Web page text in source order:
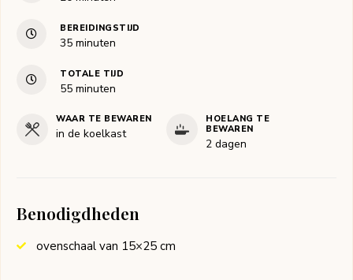
BEREIDINGSTIJD
35minuten
minuten
TOTALE TIJD
55minuten
minuten
WAAR TE BEWAREN
in de koelkast
HOELANG TE
BEWAREN
2 dagen
Benodigdheden
ovenschaal van 15×25 cm